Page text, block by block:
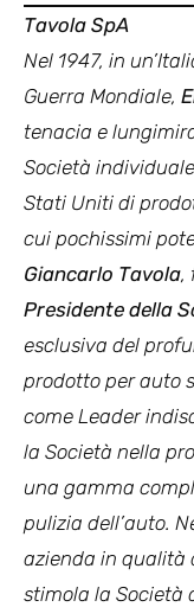
Tavola SpA
Nel 1947, in
Guerra Mondiale,
tenacia e
Società
Stati Uniti di
cui pochissimi
Giancarlo Tavola,
Presidente della
esclusiva del
prodotto per auto
come Leader
la Società nella
una gamma
pulizia dell’auto.
azienda in qualità
stimola la Società